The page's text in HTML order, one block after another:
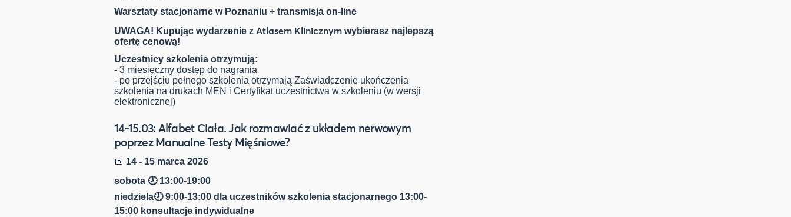
Warsztaty stacjonarne w Poznaniu + transmisja on-line
UWAGA! Kupując wydarzenie z Atlasem Klinicznym wybierasz najlepszą
ofertę cenową!
Uczestnicy szkolenia otrzymują:
- 3 miesięczny dostęp do nagrania
- po przejściu pełnego szkolenia otrzymają Zaświadczenie ukończenia
szkolenia na drukach MEN i Certyfikat uczestnictwa w szkoleniu (w wersji
elektronicznej)
14-15.03: Alfabet Ciała. Jak rozmawiać z układem nerwowym
poprzez Manualne Testy Mięśniowe?
📅 14 - 15 marca 2026
sobota 🕗 13:00-19:00
niedziela🕗 9:00-13:00 dla uczestników szkolenia stacjonarnego 13:00-
15:00 konsultacje indywidualne